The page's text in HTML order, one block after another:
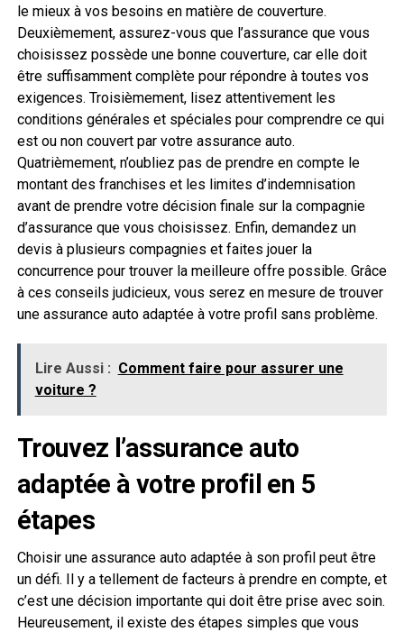
le mieux à vos besoins en matière de couverture.
Deuxièmement, assurez-vous que l’assurance que vous
choisissez possède une bonne couverture, car elle doit
être suffisamment complète pour répondre à toutes vos
exigences. Troisièmement, lisez attentivement les
conditions générales et spéciales pour comprendre ce qui
est ou non couvert par votre assurance auto.
Quatrièmement, n’oubliez pas de prendre en compte le
montant des franchises et les limites d’indemnisation
avant de prendre votre décision finale sur la compagnie
d’assurance que vous choisissez. Enfin, demandez un
devis à plusieurs compagnies et faites jouer la
concurrence pour trouver la meilleure offre possible. Grâce
à ces conseils judicieux, vous serez en mesure de trouver
une assurance auto adaptée à votre profil sans problème.
Lire Aussi : Comment faire pour assurer une
voiture ?
Trouvez l’assurance auto
adaptée à votre profil en 5
étapes
Choisir une assurance auto adaptée à son profil peut être
un défi. Il y a tellement de facteurs à prendre en compte, et
c’est une décision importante qui doit être prise avec soin.
Heureusement, il existe des étapes simples que vous